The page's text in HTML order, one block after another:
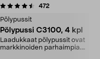
472
Pölypussit
Pölypussi C3100, 4 kpl
Laadukkaat pölypussit ovat
markkinoiden parhaimpia.
4.5viidestä